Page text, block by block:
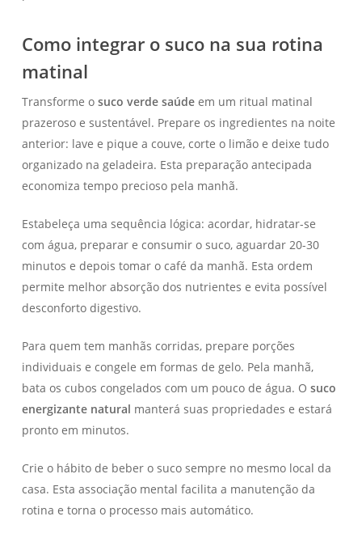
Como integrar o suco na sua rotina
matinal
Transforme o suco verde saúdeem um ritual matinal
prazeroso e sustentável. Prepare os ingredientes na noite
anterior: lave e pique a couve, corte o limão e deixe tudo
organizado na geladeira. Esta preparação antecipada
economiza tempo precioso pela manhã.
Estabeleça uma sequência lógica: acordar, hidratar-se
com água, preparar e consumir o suco, aguardar 20-30
minutos e depois tomar o café da manhã. Esta ordem
permite melhor absorção dos nutrientes e evita possível
desconforto digestivo.
Para quem tem manhãs corridas, prepare porções
individuais e congele em formas de gelo. Pela manhã,
bata os cubos congelados com um pouco de água. O suco
energizante natural manterá suas propriedades e estará
pronto em minutos.
Crie o hábito de beber o suco sempre no mesmo local da
casa. Esta associação mental facilita a manutenção da
rotina e torna o processo mais automático.